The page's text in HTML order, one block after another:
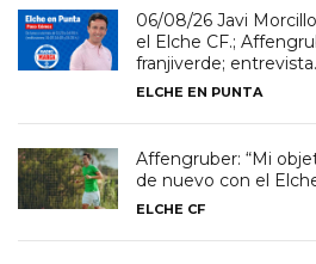
06/08/26 Javi
el Elche CF.;
franjiverde; entrevista.
ELCHE EN PUNTA
Affengruber: “Mi
de nuevo con el
ELCHE CF